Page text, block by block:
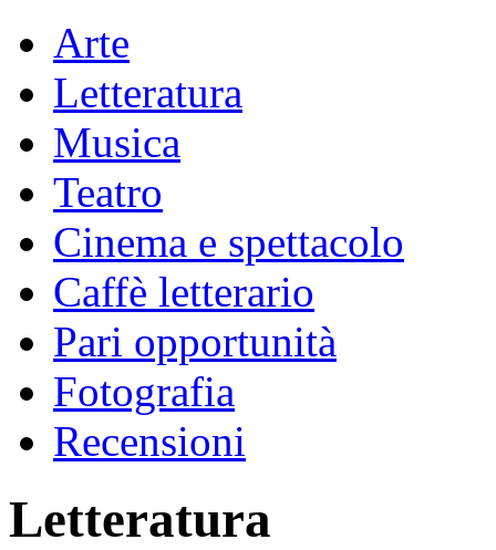
Arte
Letteratura
Musica
Teatro
Cinema e spettacolo
Caffè letterario
Pari opportunità
Fotografia
Recensioni
Letteratura